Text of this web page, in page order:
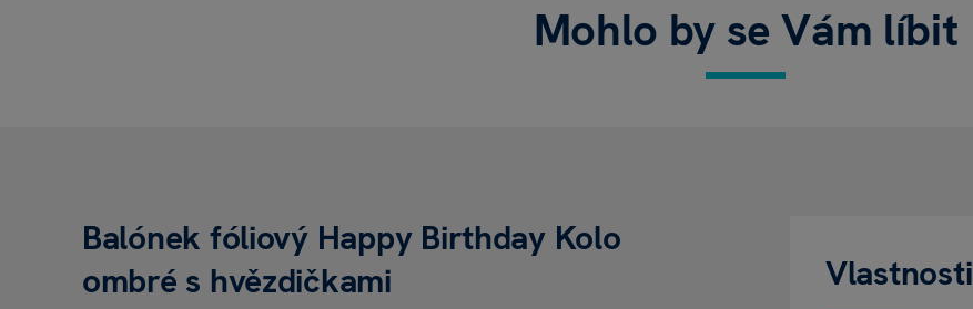
Mohlo by se Vám líbit
Balónek fóliový Happy Birthday Kolo
ombré s hvězdičkami
Vlastnosti